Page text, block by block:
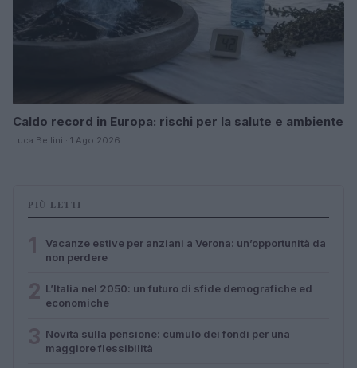
Caldo record in Europa: rischi per la salute e ambiente
Luca Bellini · 1 Ago 2026
PIÙ LETTI
Vacanze estive per anziani a Verona: un’opportunità da
non perdere
L’Italia nel 2050: un futuro di sfide demografiche ed
economiche
Novità sulla pensione: cumulo dei fondi per una
maggiore flessibilità